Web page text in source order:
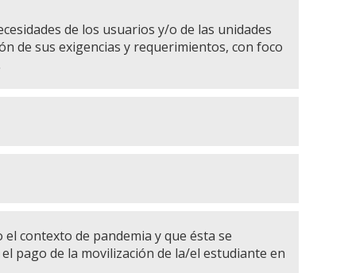
de los usuarios y/o de las unidades
de sus exigencias y requerimientos, con foco
contexto de pandemia y que ésta se
pago de la movilización de la/el estudiante en